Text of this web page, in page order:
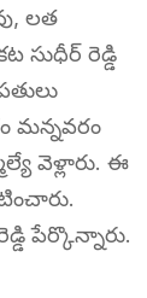
లత
సుధీర్ రెడ్డి
మన్నవరం
వెళ్లారు. ఈ
పేర్కొన్నారు.